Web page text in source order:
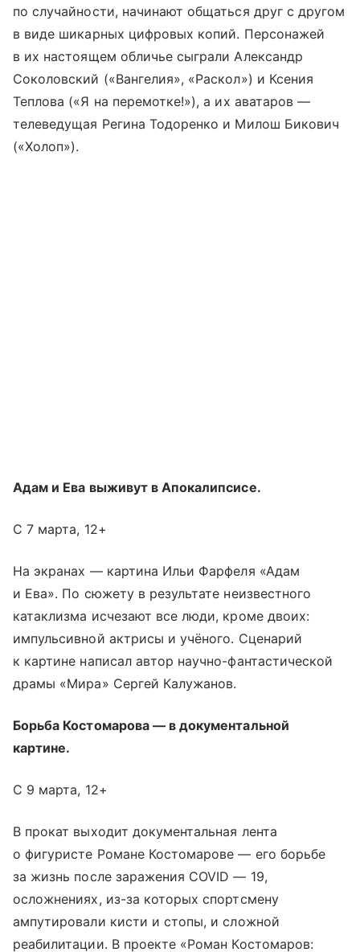
по случайности, начинают общаться друг с другом
в виде шикарных цифровых копий. Персонажей
в их настоящем обличье сыграли Александр
Соколовский («Вангелия», «Раскол») и Ксения
Теплова («Я на перемотке!»), а их аватаров —
телеведущая Регина Тодоренко и Милош Бикович
(«Холоп»).
Адам и Ева выживут в Апокалипсисе.
С 7 марта, 12+
На экранах — картина Ильи Фарфеля «Адам
и Ева». По сюжету в результате неизвестного
катаклизма исчезают все люди, кроме двоих:
импульсивной актрисы и учёного. Сценарий
к картине написал автор научно-фантастической
драмы «Мира» Сергей Калужанов.
Борьба Костомарова — в документальной
картине.
С 9 марта, 12+
В прокат выходит документальная лента
о фигуристе Романе Костомарове — его борьбе
за жизнь после заражения COVID — 19,
осложнениях, из-за которых спортсмену
ампутировали кисти и стопы, и сложной
реабилитации. В проекте «Роман Костомаров: